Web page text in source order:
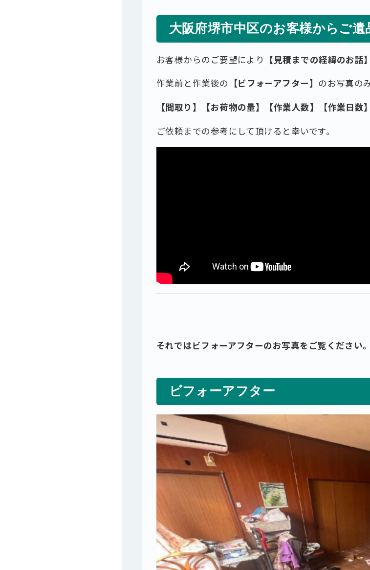
大阪府堺市中区のお客様からご遺
お客様からのご要望により 【見積までの経緯のお話】
作業前と作業後の 【ビフォーアフター】 のお写真の
【間取り】【お荷物の量】【作業人数】【作業日数
ご依頼までの参考にして頂けると幸いです。
それではビフォーアフターのお写真をご覧ください。
ビフォーアフター